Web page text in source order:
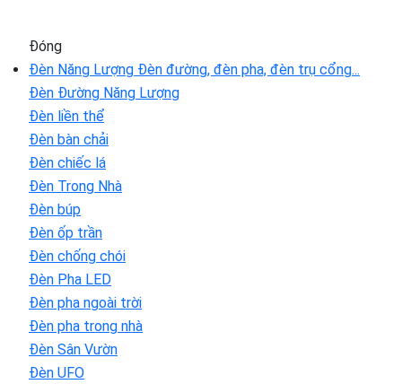
Đóng
Đèn Năng Lượng Đèn đường, đèn pha, đèn trụ cổng...
Đèn Đường Năng Lượng
Đèn liền thể
Đèn bàn chải
Đèn chiếc lá
Đèn Trong Nhà
Đèn búp
Đèn ốp trần
Đèn chống chói
Đèn Pha LED
Đèn pha ngoài trời
Đèn pha trong nhà
Đèn Sân Vườn
Đèn UFO